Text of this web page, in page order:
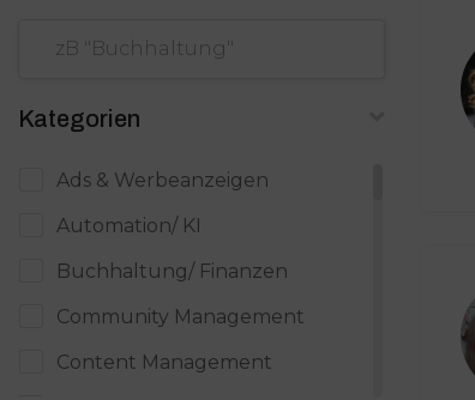
Kategorien
Ads & Werbeanzeigen
Automation/ KI
Buchhaltung/ Finanzen
Community Management
Content Management